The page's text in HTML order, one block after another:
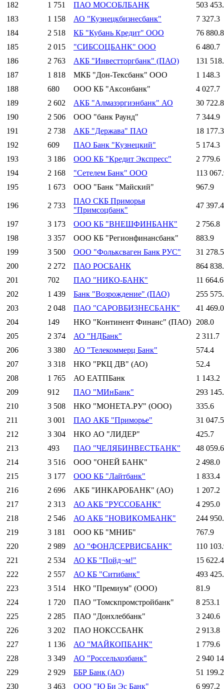
182
1 751 ПАО МОСОБЛБАНК
503
183
1 158 АО "Кузнецкбизнесбанк"
7 327.3
184
2 518 КБ "Кубань Кредит" ООО
76 880.8
185
2 015 "СИБСОЦБАНК" ООО
6 480.7
186
2 763 АКБ "Инвестторгбанк" (ПАО)
131
187
1 818 МКБ "Дон-Тексбанк" ООО
1 148.3
188
680 ООО КБ "Аксонбанк"
4 027.7
189
2 602 АКБ "Алмазэргиэнбанк" АО
30 722.8
190
2 506 ООО "банк Раунд"
7 344.9
191
2 738 АКБ "Держава" ПАО
18 177.3
192
609 ПАО Банк "Кузнецкий"
5 174.3
193
3 186 ООО КБ "Кредит Экспресс"
2 779.6
194
2 168 "Сетелем Банк" ООО
113
195
1 673 ООО "Банк "Майский" 967.9
196 2 733
ПАО СКБ Приморья
"Примсоцбанк"
47 397.4
197 3 173 ООО КБ "ВНЕШФИНБАНК"
2 756.8
198
3 357 ООО КБ "Регионфинансбанк"
883.9
199
3 500 ООО "Фольксваген Банк РУС"
31 278.5
200
2 272 ПАО РОСБАНК
864
201
702 ПАО "НИКО-БАНК"
11 664.6
202
1 439 Банк "Возрождение" (ПАО)
255
203
2 048 ПАО "САРОВБИЗНЕСБАНК"
41 469.0
204
149 НКО "Континент Финанс" (ПАО) 208.0
205
2 374 АО "НДБанк"
2 311.7
206
3 380 АО "Телекоммерц Банк"
574.4
207
3 318 НКО "РКЦ ДВ" (АО)
52.4
208
1 765 АО ЕАТПБанк
1 143.2
209
912 ПАО "МИнБанк"
293
210
3 508 НКО "МОНЕТА.РУ" (ООО)
335.6
211
3 001 ПАО АКБ "Приморье"
31 047.5
212
3 304 НКО АО "ЛИДЕР"
425.7
213
493 ПАО "ЧЕЛЯБИНВЕСТБАНК"
48 059.6
214
3 516 ООО "ОНЕЙ БАНК"
2 498.0
215
3 177 ООО КБ "Лайтбанк"
1 833.4
216
2 696 АКБ "ИНКАРОБАНК" (АО)
1 207.2
217
2 313 АО АКБ "РУССОБАНК"
4 295.0
218
2 546 АО АКБ "НОВИКОМБАНК"
244
219
3 181 ООО КБ "МНИБ"
767.9
220
2 989 АО "ФОНДСЕРВИСБАНК"
110
221
2 534 АО КБ "Пойд¬м!"
15 622.4
222
2 557 АО КБ "Ситибанк"
493
223
3 514 НКО "Премиум" (ООО)
81.9
224
1 720 ПАО "Томскпромстройбанк"
8 253.1
225
2 285 ПАО "Донхлеббанк"
3 240.6
226
3 202 ПАО НОКССБАНК
2 913.8
227
1 136 АО "МАЙКОПБАНК"
1 779.6
228
3 349 АО "Россельхозбанк"
2 940
229
2 929 ББР Банк (АО)
51 199.2
230
3 463 ООО "Ю Би Эс Банк" 6 997.2